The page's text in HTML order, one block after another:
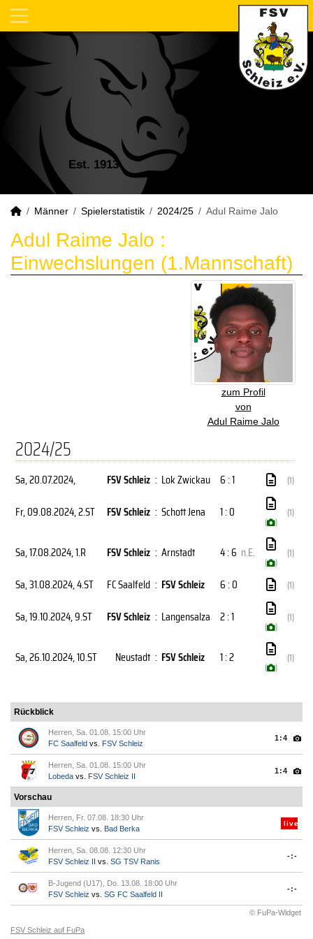
Est. 1913
Männer Spielerstatistik 2024/25 Adul Raime Jalo
Adul Raime Jalo :
Einwechslungen (1.Mannschaft)
zum Profil
von
Adul Raime Jalo
2024/25
Sa, 20.07.2024, FSV Schleiz : Lok Zwickau 6 : 1 (1)
Fr, 09.08.2024, 2.ST FSV Schleiz : Schott Jena 1 : 0
( )
(1)
Sa, 17.08.2024, 1.R FSV Schleiz : Arnstadt 4 : 6 n.E.
( )
(1)
Sa, 31.08.2024, 4.ST FC Saalfeld : FSV Schleiz 6 : 0 (1)
Sa, 19.10.2024, 9.ST FSV Schleiz : Langensalza 2 : 1
( )
(1)
Sa, 26.10.2024, 10.ST Neustadt : FSV Schleiz 1 : 2
( )
(1)
Rückblick
Herren, Sa. 01.08. 15:00 Uhr
FC Saalfeld vs. FSV Schleiz
1:4
Herren, Sa. 01.08. 15:00 Uhr
Lobeda vs. FSV Schleiz II
1:4
Vorschau
Herren, Fr. 07.08. 18:30 Uhr
FSV Schleiz vs. Bad Berka
live
Herren, Sa. 08.08. 12:30 Uhr
FSV Schleiz II vs. SG TSV Ranis
-:-
B-Jugend (U17), Do. 13.08. 18:00 Uhr
FSV Schleiz vs. SG FC Saalfeld II
-:-
© FuPa-Widget
FSV Schleiz auf FuPa